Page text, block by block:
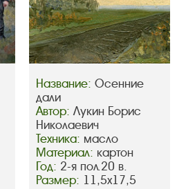
Название: Осенние
дали
Автор: Лукин Борис
Николаевич
Техника: масло
Материал: картон
Год: 2-я пол.20 в.
Размер: 11,5х17,5